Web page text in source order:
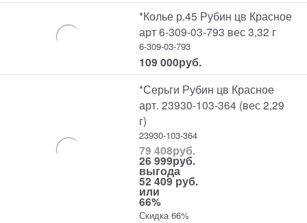
*Колье р.45 Рубин цв Красное
арт 6-309-03-793 вес 3,32 г
6-309-03-793
109 000руб.
*Серьги Рубин цв Красное
арт. 23930-103-364 (вес 2,29
г)
23930-103-364
79 408руб.
26 999руб.
выгода
52 409 руб.
или
66%
Скидка 66%